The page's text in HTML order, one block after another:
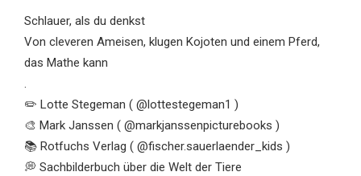
Schlauer, als du denkst
Von cleveren Ameisen, klugen Kojoten und einem Pferd,
das Mathe kann
.
✏️ Lotte Stegeman ( @lottestegeman1 )
🎨 Mark Janssen ( @markjanssenpicturebooks )
📚 Rotfuchs Verlag ( @fischer.sauerlaender_kids )
💭 Sachbilderbuch über die Welt der Tiere